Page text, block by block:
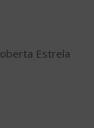
Estrela